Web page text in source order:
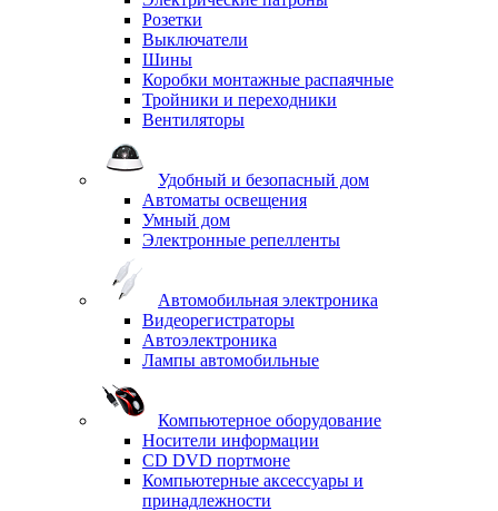
Розетки
Выключатели
Шины
Коробки монтажные распаячные
Тройники и переходники
Вентиляторы
Удобный и безопасный дом
Автоматы освещения
Умный дом
Электронные репелленты
Автомобильная электроника
Видеорегистраторы
Автоэлектроника
Лампы автомобильные
Компьютерное оборудование
Носители информации
CD DVD портмоне
Компьютерные аксессуары и
принадлежности